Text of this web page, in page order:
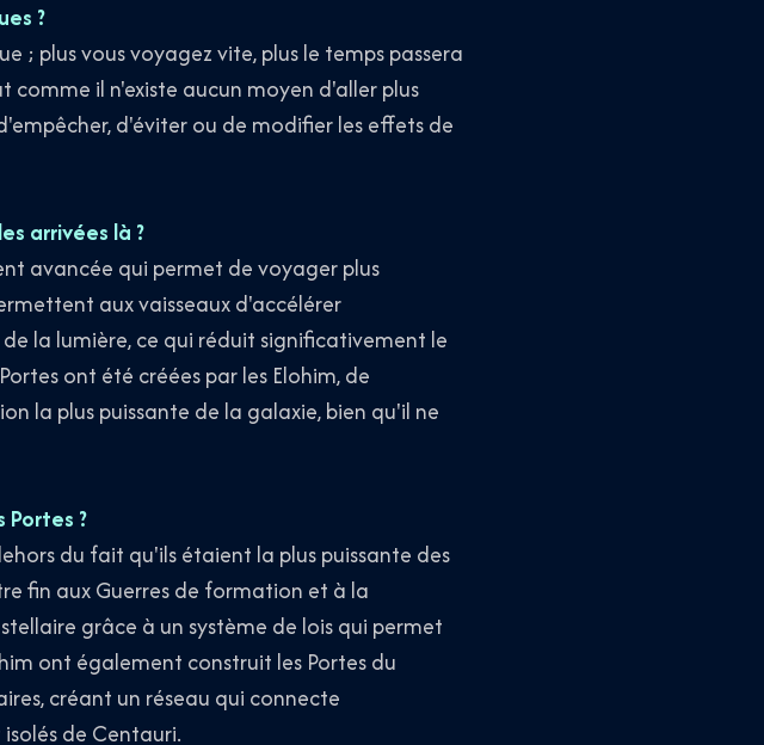
?
; plus vous voyagez vite, plus le temps passera
il n'existe aucun moyen d'aller plus
d'éviter ou de modifier les effets de
arrivées là ?
avancée qui permet de voyager plus
aux vaisseaux d'accélérer
la lumière, ce qui réduit significativement le
ont été créées par les Elohim, de
la plus puissante de la galaxie, bien qu'il ne
?
du fait qu'ils étaient la plus puissante des
fin aux Guerres de formation et à la
grâce à un système de lois qui permet
ont également construit les Portes du
créant un réseau qui connecte
de Centauri.